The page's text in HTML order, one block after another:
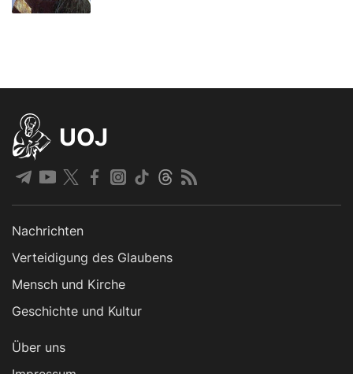
UOJ
Nachrichten
Verteidigung des Glaubens
Mensch und Kirche
Geschichte und Kultur
Über uns